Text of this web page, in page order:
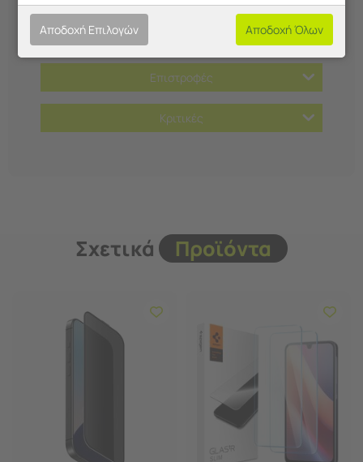
Επιστροφές
Κριτικές
Σχετικά Προϊόντα
Αποδοχή Επιλογών Αποδοχή Όλων